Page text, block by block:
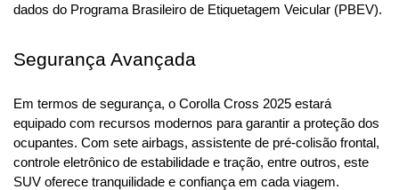
dados do Programa Brasileiro de Etiquetagem Veicular (PBEV).
Segurança Avançada
Em termos de segurança, o Corolla Cross 2025 estará
equipado com recursos modernos para garantir a proteção dos
ocupantes. Com sete airbags, assistente de pré-colisão frontal,
controle eletrônico de estabilidade e tração, entre outros, este
SUV oferece tranquilidade e confiança em cada viagem.